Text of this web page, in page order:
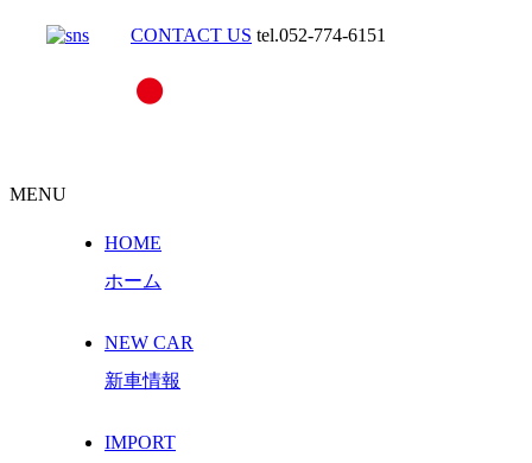
CONTACT US tel.052-774-6151
MENU
HOME
ホーム
NEW CAR
新車情報
IMPORT